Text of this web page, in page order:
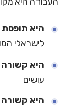
היא
לישראלי
היא קשורה
עושים
היא